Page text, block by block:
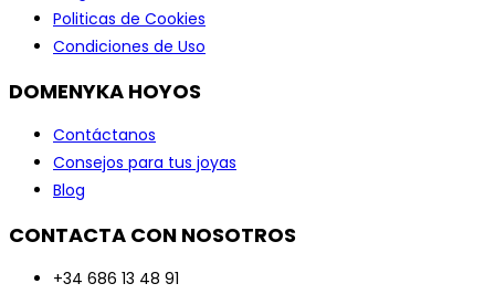
Politicas de Cookies
Condiciones de Uso
DOMENYKA HOYOS
Contáctanos
Consejos para tus joyas
Blog
CONTACTA CON NOSOTROS
+34 686 13 48 91